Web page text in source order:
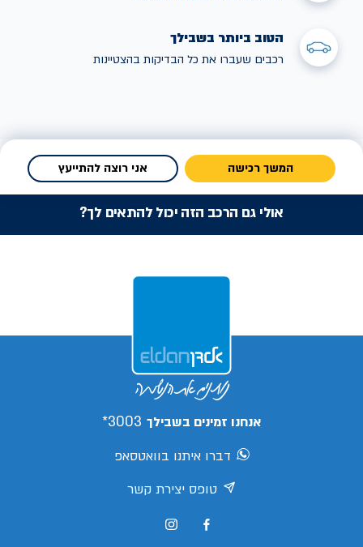
הטוב ביותר בשבילך
רכבים שעברו את כל הבדיקות בהצטיינות
המשך רכישה אני רוצה להתייעץ
אולי גם הרכב הזה יכול להתאים לך?
אנחנו זמינים בשבילך 3003*
דברו איתנו בוואטסאפ
טופס יצירת קשר